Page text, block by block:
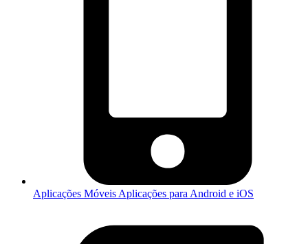
Aplicações Móveis Aplicações para Android e iOS